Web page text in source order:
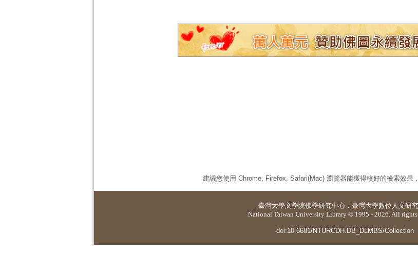
建議您使用 Chrome, Firefox, Safari(Mac) 瀏覽器能獲得較好的檢索效果
臺灣大學文學院佛學研究中心 ． 臺灣大學數位人文研
National Taiwan University Library © 1995 - 2026. All rights
doi:10.6681/NTURCDH.DB_DLMBS/Collection